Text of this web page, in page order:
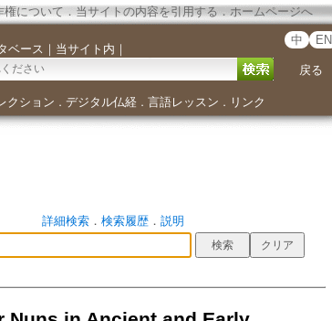
権について．当サイトの内容を引用する ． ホームページへ
ベース ｜ 当サイト内 ｜
中 EN
戻る
クション ． デジタル仏経． 言語レッスン ． リンク
詳細検索． 検索履歴． 説明